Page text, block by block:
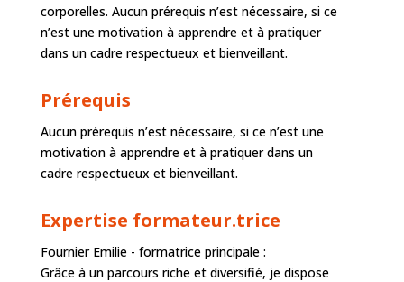
corporelles. Aucun prérequis n’est nécessaire, si ce
n’est une motivation à apprendre et à pratiquer
dans un cadre respectueux et bienveillant.
Prérequis
Aucun prérequis n’est nécessaire, si ce n’est une
motivation à apprendre et à pratiquer dans un
cadre respectueux et bienveillant.
Expertise formateur.trice
Fournier Emilie - formatrice principale :
Grâce à un parcours riche et diversifié, je dispose